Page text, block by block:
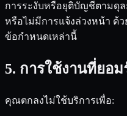
การระงับหรือยุติบัญชีตามดุล
หรือไม่มีการแจ้งล่วงหน้า ด้ว
ข้อกำหนดเหล่านี้
5. การใช้งานที่ยอม
คุณตกลงไม่ใช้บริการเพื่อ: